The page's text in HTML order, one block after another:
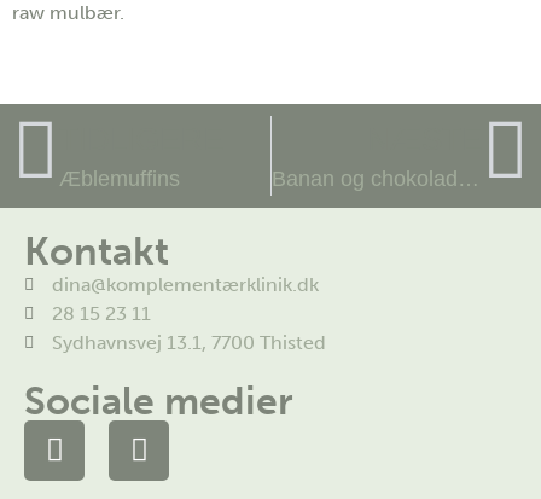
raw mulbær.
Æblemuffins Banan og chokolade brownie
Kontakt
dina@komplementærklinik.dk
28 15 23 11
Sydhavnsvej 13.1, 7700 Thisted
Sociale medier